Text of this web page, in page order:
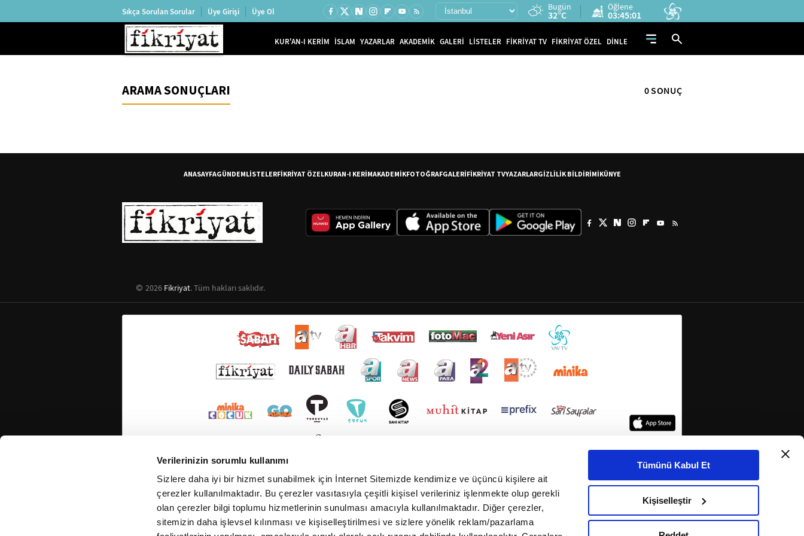
Verilerinizin sorumlu kullanımı
Sizlere daha iyi bir hizmet sunabilmek için İnternet Sitemizde kendimize ve üçüncü kişilere ait
çerezler kullanılmaktadır. Bu çerezler vasıtasıyla çeşitli kişisel verileriniz işlenmekte olup gerekli
olan çerezler bilgi toplumu hizmetlerinin sunulması amacıyla kullanılmaktadır. Diğer çerezler,
sitemizin daha işlevsel kılınması ve kişiselleştirilmesi ve sizlere yönelik reklam/pazarlama
Tümünü Kabul Et
Kişiselleştir
Sıkça Sorulan Sorular Üye Girişi Üye Ol Bugün
32°C
Öğlene
03:45:01
KUR'AN-I KERİM İSLAM YAZARLAR AKADEMİK GALERİ LİSTELER FİKRİYAT TV FİKRİYAT ÖZEL DİNLE
ARAMA SONUÇLARI 0 SONUÇ
ANASAYFAGÜNDEMLİSTELERFİKRİYAT ÖZELKURAN-I KERİMAKADEMİKFOTOĞRAFGALERİFİKRİYAT TVYAZARLARGİZLİLİK BİLDİRİMİKÜNYE
2026 Fikriyat. Tüm hakları saklıdır.